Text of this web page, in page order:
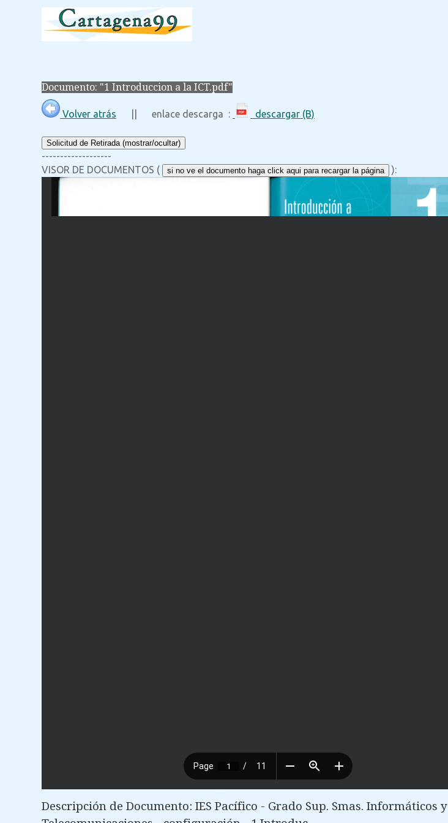
Documento: "1 Introduccion a la ICT.pdf"
Volver atrás || enlace descarga : descargar (B)
Solicitud de Retirada (mostrar/ocultar)
-------------------
VISOR DE DOCUMENTOS (
si no ve el documento haga click aqui para recargar la página ):
Descripción de Documento: IES Pacífico - Grado Sup. Smas. Informáticos y